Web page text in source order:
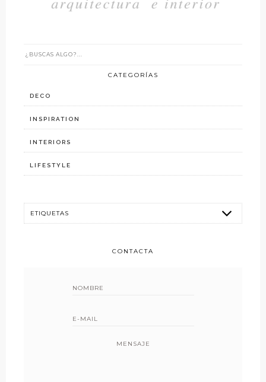
CATEGORÍAS
DECO
INSPIRATION
INTERIORS
LIFESTYLE
CONTACTA
MENSAJE